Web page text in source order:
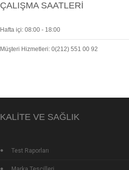
ÇALIŞMA SAATLERI
Hafta içi: 08:00 - 18:00
Müşteri Hizmetleri: 0(212) 551 00 92
KALITE VE SAĞLIK
Test Raporları